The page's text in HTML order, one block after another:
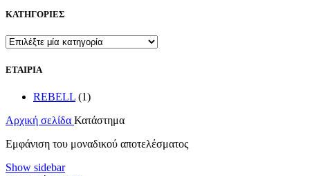
ΚΑΤΗΓΟΡΙΕΣ
ΕΤΑΙΡΙΑ
REBELL (1)
Αρχική σελίδα Κατάστημα
Εμφάνιση του μοναδικού αποτελέσματος
Show sidebar